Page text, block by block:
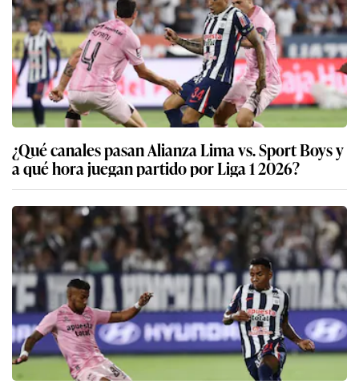
¿Qué canales pasan Alianza Lima vs. Sport Boys y
a qué hora juegan partido por Liga 1 2026?